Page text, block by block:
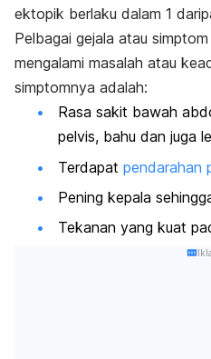
ektopik berlaku dalam 1
Pelbagai gejala atau
mengalami masalah atau
simptomnya adalah:
Rasa sakit bawah
pelvis, bahu dan juga
Terdapat pendarahan
Pening kepala
Tekanan yang kuat